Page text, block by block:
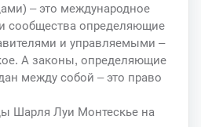
– это международное
сообщества определяющие
и управляемыми –
А законы, определяющие
между собой ‒ это право
Шарля Луи Монтескье на